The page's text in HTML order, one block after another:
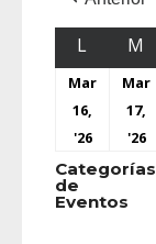
L M
Mar
16,
'26
Mar
17,
'26
Categorías
de
Eventos